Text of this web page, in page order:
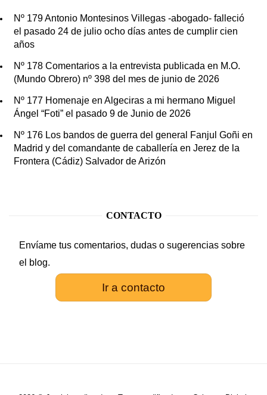
Nº 179 Antonio Montesinos Villegas -abogado- falleció
el pasado 24 de julio ocho días antes de cumplir cien
años
Nº 178 Comentarios a la entrevista publicada en M.O.
(Mundo Obrero) nº 398 del mes de junio de 2026
Nº 177 Homenaje en Algeciras a mi hermano Miguel
Ángel “Foti” el pasado 9 de Junio de 2026
Nº 176 Los bandos de guerra del general Fanjul Goñi en
Madrid y del comandante de caballería en Jerez de la
Frontera (Cádiz) Salvador de Arizón
CONTACTO
Envíame tus comentarios, dudas o sugerencias sobre
el blog.
Ir a contacto